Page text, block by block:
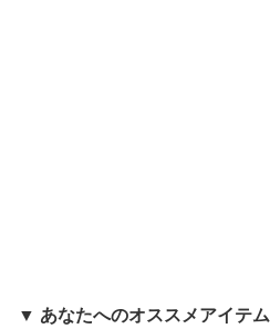
▼ あなたへのオススメアイテム